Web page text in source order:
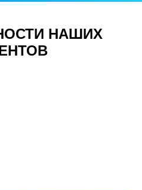
НАШИХ